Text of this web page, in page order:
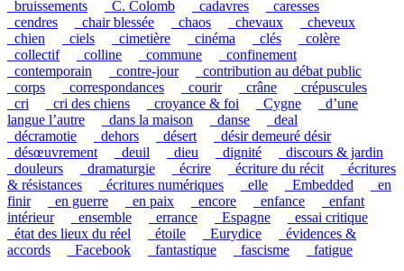
_bruissements
_C. Colomb _cadavres
_caresses
_cendres
_chair blessée _chaos _chevaux
_cheveux
_chien
_ciels _cimetière _cinéma _clés
_colère
_collectif
_colline _commune
_confinement
_contemporain
_contre-jour
_contribution au débat public
_corps
_correspondances _courir _crâne
_crépuscules
_cri
_cri des chiens _croyance & foi _Cygne
_d’une
langue l’autre
_dans la maison _danse
_deal
_décramotie
_dehors _désert
_désir demeuré désir
_désœuvrement
_deuil _dieu _dignité
_discours & jardin
_douleurs
_dramaturgie _écrire _écriture du récit
_écritures
& résistances
_écritures numériques _elle _Embedded
_en
finir
_en guerre _en paix _encore _enfance
_enfant
intérieur
_ensemble _errance _Espagne
_essai critique
_état des lieux du réel
_étoile _Eurydice
_évidences &
accords
_Facebook _fantastique _fascisme
_fatigue